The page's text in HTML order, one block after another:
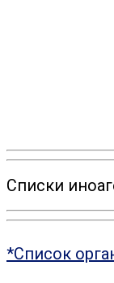
Списки
*Список